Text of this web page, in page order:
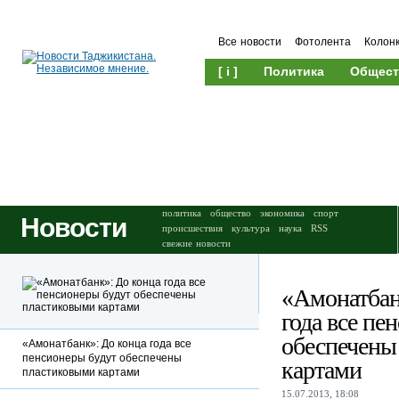
Все новости Фотолента
[ i ] Политика
Новости политика общество экономика
спорт
происшествия
культура наука
RSS
свежие новости
года все
картами
15.07.2013, 18:08
«Амонатбанк»: До конца года все
пенсионеры будут обеспечены
пластиковыми картами